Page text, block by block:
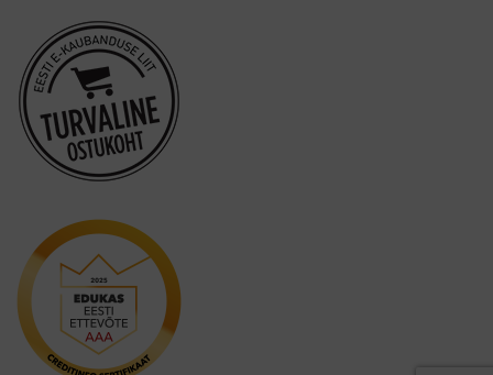
Miradent
Mizuha
OraCoat
Oral-B
Oxyfresh
Philips
Promis
Puro